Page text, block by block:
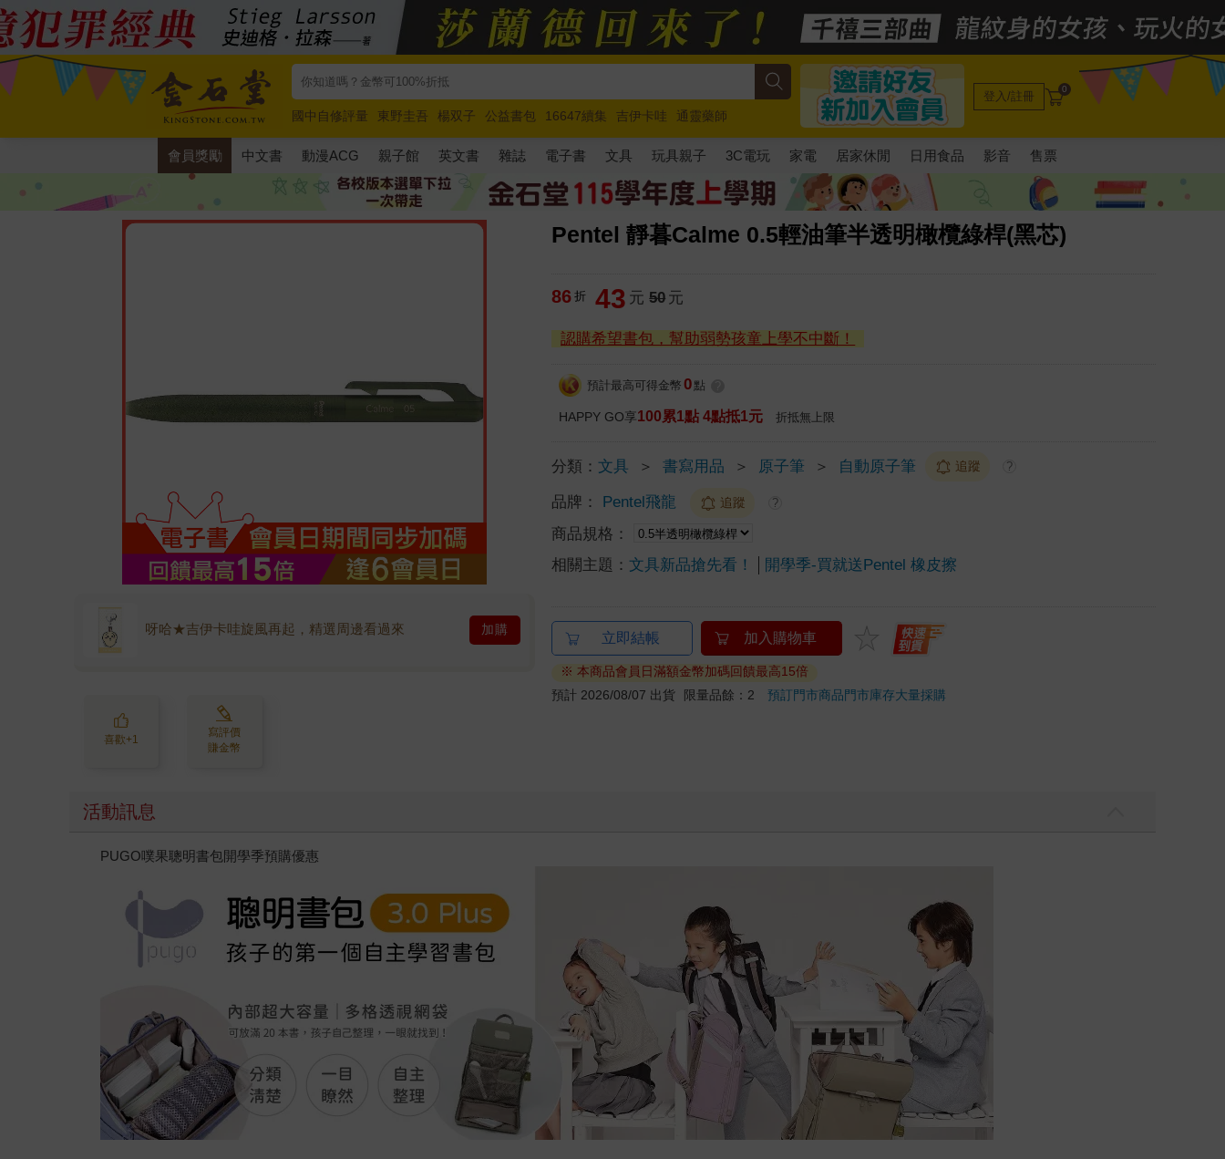
國中自修評量 東野圭吾 楊双子 公益書包 16647續集 吉伊卡哇
通靈藥師
唯紅花綻放
奧德賽 路邊攤新作 馬斯克 玩具總動員5 超慢跑
登入/註冊 0
會員獎勵 中文書 動漫ACG 親子館 英文書 雜誌 電子書 文具 玩具親子 3C電玩 家電 居家休閒 日用食品 影音 售票
Pentel 靜暮Calme 0.5輕油筆半透明橄欖綠桿(黑芯)
呀哈★吉伊卡哇旋風再起，精選周邊看過來 加購
喜歡+1
寫評價
賺金幣
86 折 43 元 50 元
認購希望書包，幫助弱勢孩童上學不中斷！
預計最高可得金幣 0 點
HAPPY GO享100累1點 4點抵1元 折抵無上限
分類：文具 ＞ 書寫用品 ＞ 原子筆 ＞ 自動原子筆 追蹤 ?
品牌： Pentel飛龍 追蹤 ?
商品規格：
相關主題：文具新品搶先看！ 開學季-買就送Pentel 橡皮擦
立即結帳 加入購物車
※ 本商品會員日滿額金幣加碼回饋最高15倍
預計 2026/08/07 出貨
限量品餘：2預訂門市商品門市庫存大量採購
活動訊息
PUGO噗果聰明書包開學季預購優惠